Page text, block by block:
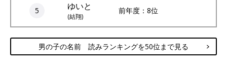
5 ゆいと
(結翔)
前年度：8位
男の子の名前 読みランキングを50位まで見る